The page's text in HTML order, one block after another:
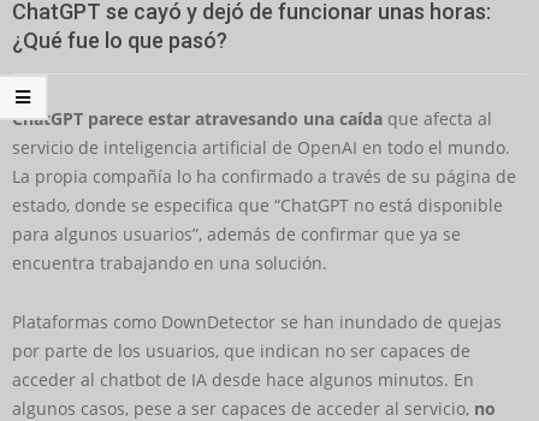
Menu
ChatGPT se cayó y dejó de funcionar unas horas:
¿Qué fue lo que pasó?
ChatGPT parece estar atravesando una caída que afecta al
servicio de inteligencia artificial de OpenAI en todo el mundo.
La propia compañía lo ha confirmado a través de su página de
estado, donde se especifica que “ChatGPT no está disponible
para algunos usuarios”, además de confirmar que ya se
encuentra trabajando en una solución.
Plataformas como DownDetector se han inundado de quejas
por parte de los usuarios, que indican no ser capaces de
acceder al chatbot de IA desde hace algunos minutos. En
algunos casos, pese a ser capaces de acceder al servicio, no